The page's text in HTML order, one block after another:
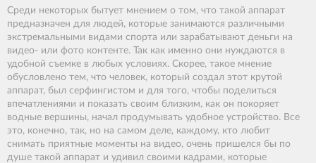
Среди некоторых бытует мнением о том, что такой аппарат
предназначен для людей, которые занимаются различными
экстремальными видами спорта или зарабатывают деньги на
видео- или фото контенте. Так как именно они нуждаются в
удобной съемке в любых условиях. Скорее, такое мнение
обусловлено тем, что человек, который создал этот крутой
аппарат, был серфингистом и для того, чтобы поделиться
впечатлениями и показать своим близким, как он покоряет
водные вершины, начал продумывать удобное устройство. Все
это, конечно, так, но на самом деле, каждому, кто любит
снимать приятные моменты на видео, очень пришелся бы по
душе такой аппарат и удивил своими кадрами, которые